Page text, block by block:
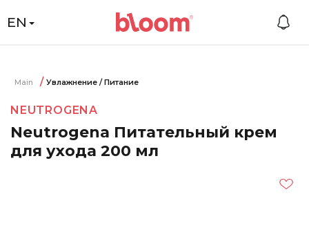
EN
Main Увлажнение / Питание
NEUTROGENA
Neutrogena Питательный крем
для ухода 200 мл